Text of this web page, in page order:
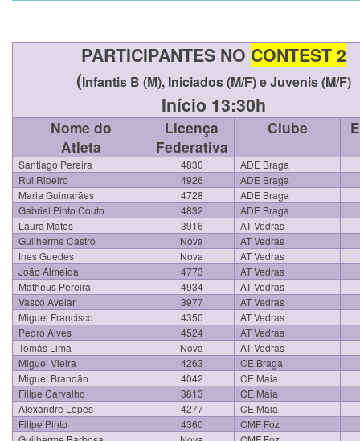
PARTICIPANTES NO CONTEST 2
(Infantis B (M), Iniciados (M/F) e Juvenis (M/F)
Início 13:30h
Nome do
Atleta
Licença
Federativa
Clube
Santiago Pereira 4830
ADE Braga
Rui Ribeiro
4926
ADE Braga
Maria Guimarães
4728
ADE Braga
Gabriel Pinto Couto
4832
ADE Braga
Laura Matos
3916
AT Vedras
Guilherme Castro
Nova
AT Vedras
Ines Guedes
Nova
AT Vedras
João Almeida
4773
AT Vedras
Matheus Pereira
4934
AT Vedras
Vasco Avelar
3977
AT Vedras
Miguel Francisco
4350
AT Vedras
Pedro Alves
4524
AT Vedras
Tomás Lima
Nova
AT Vedras
Miguel Vieira
4263
CE Braga
Miguel Brandão
4042
CE Maia
Filipe Carvalho
3813
CE Maia
Alexandre Lopes
4277
CE Maia
Filipe Pinto
4360
CMF Foz